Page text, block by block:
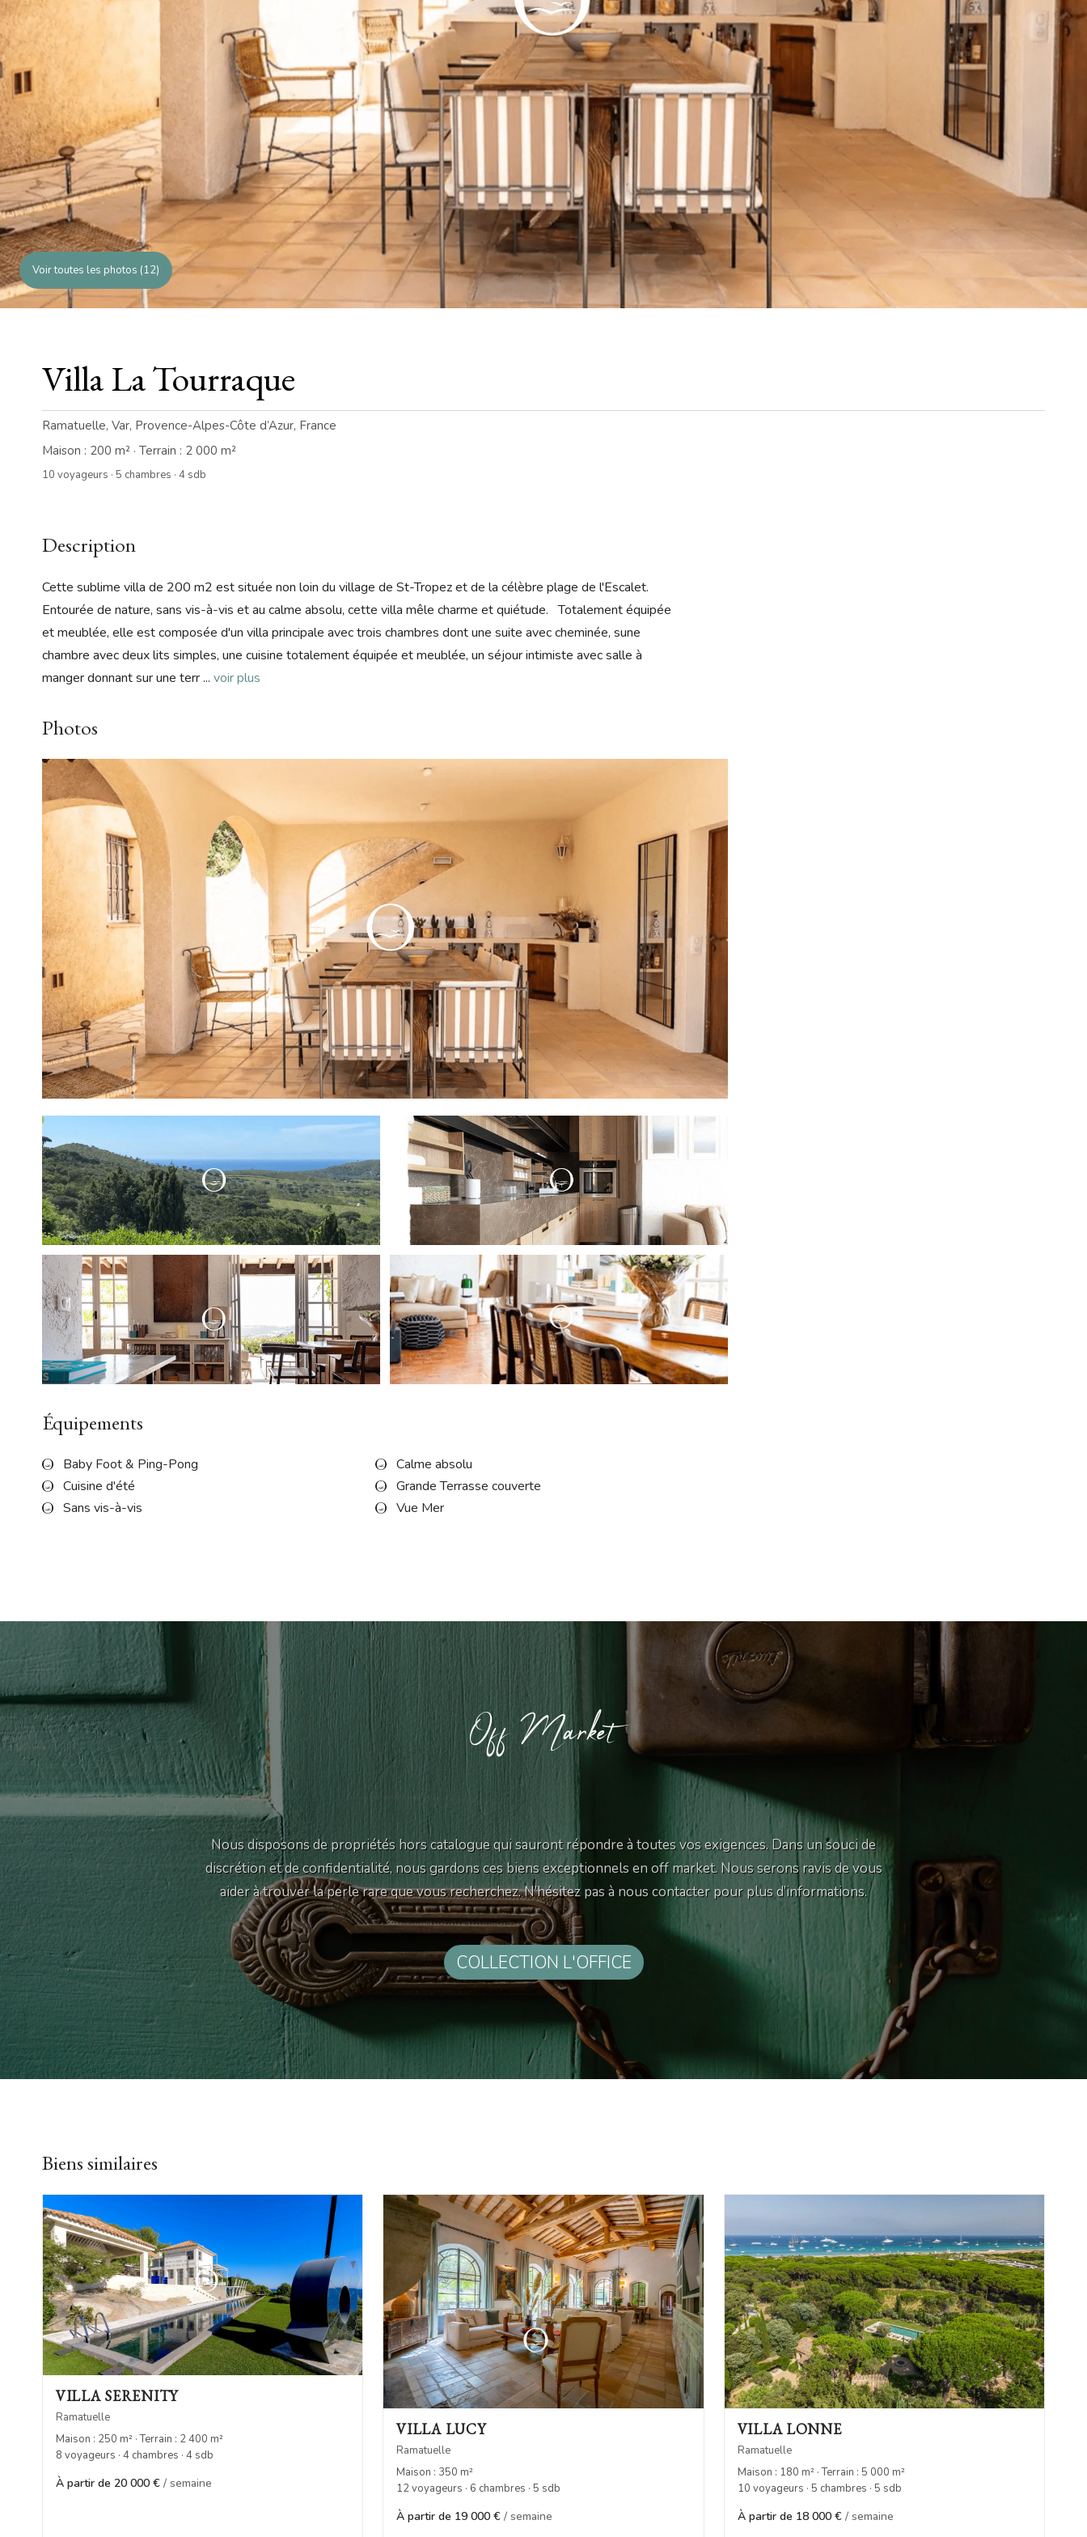
Voir toutes les photos (12)
Villa La Tourraque
Ramatuelle, Var, Provence-Alpes-Côte d’Azur, France
Maison : 200 m² · Terrain : 2 000 m²
10 voyageurs · 5 chambres · 4 sdb
Description
Cette sublime villa de 200 m2 est située non loin du village de St-Tropez et de la célèbre plage de l'Escalet.
Entourée de nature, sans vis-à-vis et au calme absolu, cette villa mêle charme et quiétude. Totalement équipée
et meublée, elle est composée d'un villa principale avec trois chambres dont une suite avec cheminée, sune
chambre avec deux lits simples, une cuisine totalement équipée et meublée, un séjour intimiste avec salle à
manger donnant sur une terr... voir plus
Photos
Équipements
Baby Foot & Ping-Pong
Calme absolu
Cuisine d'été
Grande Terrasse couverte
Sans vis-à-vis
Vue Mer
Off Market
Nous disposons de propriétés hors catalogue qui sauront répondre à toutes vos exigences. Dans un souci de
discrétion et de confidentialité, nous gardons ces biens exceptionnels en off market. Nous serons ravis de vous
aider à trouver la perle rare que vous recherchez. N’hésitez pas à nous contacter pour plus d’informations.
COLLECTION L'OFFICE
Biens similaires
VILLA SERENITY
Ramatuelle
Maison : 250 m² · Terrain : 2 400 m²
8 voyageurs · 4 chambres · 4 sdb
À partir de 20 000 € / semaine
VILLA LUCY
Ramatuelle
Maison : 350 m²
12 voyageurs · 6 chambres · 5 sdb
À partir de 19 000 €/ semaine
VILLA LONNE
Ramatuelle
Maison : 180 m² · Terrain : 5 000 m²
10 voyageurs · 5 chambres · 5 sdb
À partir de 18 000 € / semaine